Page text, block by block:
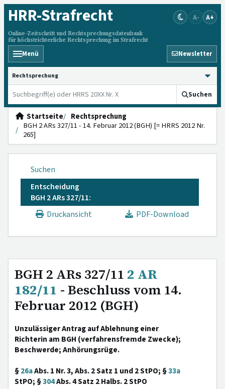
HRR-Strafrecht
Online-Zeitschrift und Rechtsprechungsdatenbank
für höchstrichterliche Rechtsprechung im Strafrecht
A- A+
Menü Newsletter
HRRS durchsuchen
Suchen
Startseite
Rechtsprechung
BGH 2 ARs 327/11 - 14. Februar 2012 (BGH) [= HRRS 2012 Nr.
265]
Suchen
Entscheidung
BGH 2 ARs 327/11:
Druckansicht
PDF-Download
BGH 2 ARs 327/11 2 AR
182/11 - Beschluss vom 14.
Februar 2012 (BGH)
Unzulässiger Antrag auf Ablehnung einer
Richterin am BGH (verfahrensfremde Zwecke);
Beschwerde; Anhörungsrüge.
§26aAbs. 1 Nr. 3, Abs. 2 Satz 1 und 2 StPO; §33a
StPO; §304Abs. 4 Satz 2 Halbs. 2 StPO